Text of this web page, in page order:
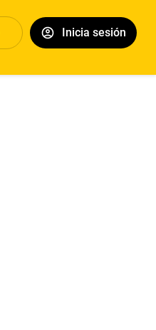
Inicia sesión